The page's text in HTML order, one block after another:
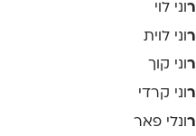
רוני לוי
ר וני לוית
רוני קוך
ר וני קרדי
רונלי פאר